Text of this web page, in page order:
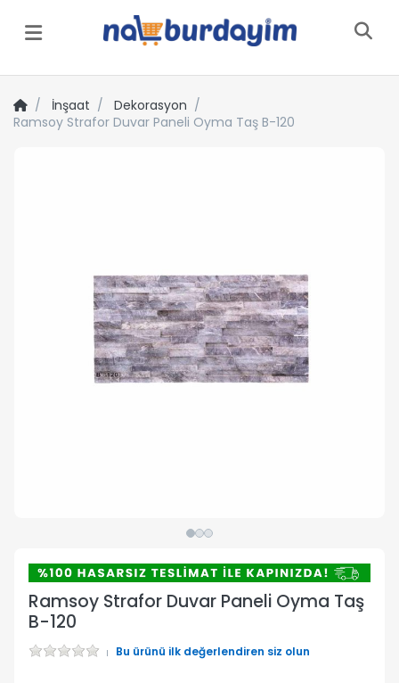
Menü
İnşaat
Dekorasyon
Ramsoy Strafor Duvar Paneli Oyma Taş B-120
Ramsoy Strafor Duvar Paneli Oyma Taş
B-120
Bu ürünü ilk değerlendiren siz olun